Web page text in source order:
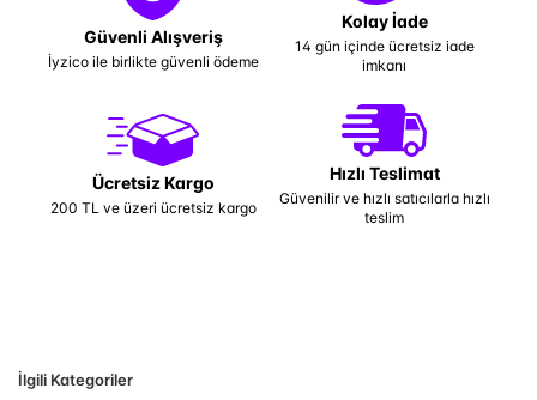
Güvenli Alışveriş
İyzico ile birlikte güvenli ödeme
Kolay İade
14 gün içinde ücretsiz iade
imkanı
Ücretsiz Kargo
200 TL ve üzeri ücretsiz kargo
Hızlı Teslimat
Güvenilir ve hızlı satıcılarla hızlı
teslim
İlgili Kategoriler